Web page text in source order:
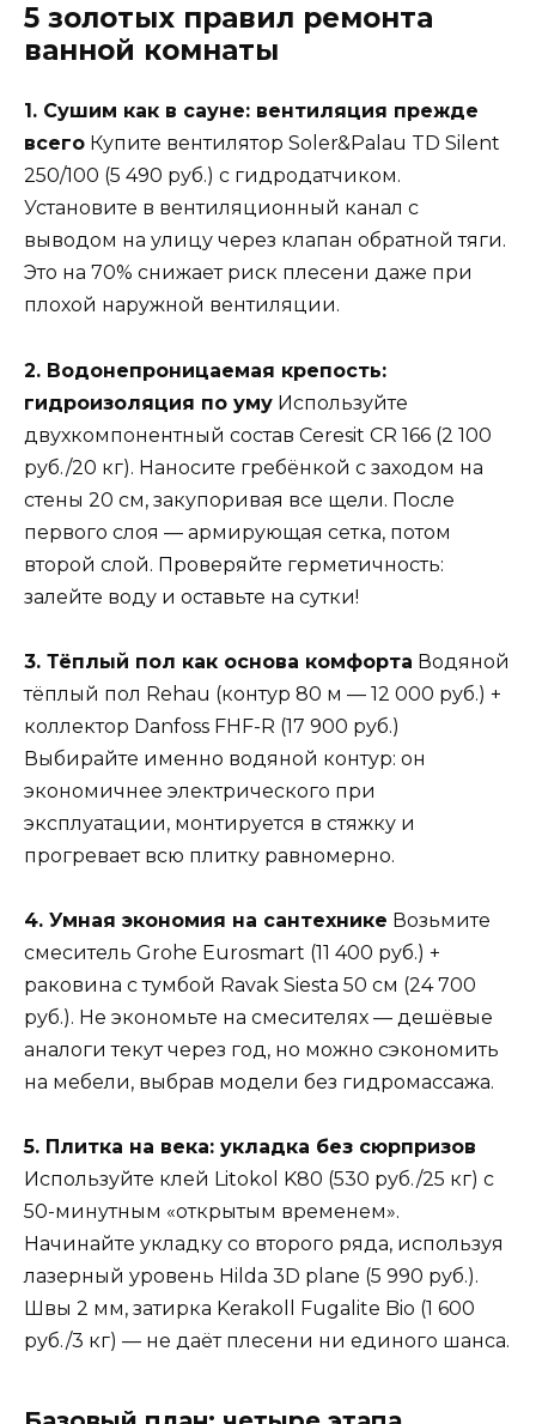
5 золотых правил ремонта
ванной комнаты
1. Сушим как в сауне: вентиляция прежде
всего Купите вентилятор Soler&Palau TD Silent
250/100 (5 490 руб.) с гидродатчиком.
Установите в вентиляционный канал с
выводом на улицу через клапан обратной тяги.
Это на 70% снижает риск плесени даже при
плохой наружной вентиляции.
2. Водонепроницаемая крепость:
гидроизоляция по уму Используйте
двухкомпонентный состав Ceresit CR 166 (2 100
руб./20 кг). Наносите гребёнкой с заходом на
стены 20 см, закупоривая все щели. После
первого слоя — армирующая сетка, потом
второй слой. Проверяйте герметичность:
залейте воду и оставьте на сутки!
3. Тёплый пол как основа комфорта Водяной
тёплый пол Rehau (контур 80 м — 12 000 руб.) +
коллектор Danfoss FHF-R (17 900 руб.)
Выбирайте именно водяной контур: он
экономичнее электрического при
эксплуатации, монтируется в стяжку и
прогревает всю плитку равномерно.
4. Умная экономия на сантехнике Возьмите
смеситель Grohe Eurosmart (11 400 руб.) +
раковина с тумбой Ravak Siesta 50 см (24 700
руб.). Не экономьте на смесителях — дешёвые
аналоги текут через год, но можно сэкономить
на мебели, выбрав модели без гидромассажа.
5. Плитка на века: укладка без сюрпризов
Используйте клей Litokol K80 (530 руб./25 кг) с
50-минутным «открытым временем».
Начинайте укладку со второго ряда, используя
лазерный уровень Hilda 3D plane (5 990 руб.).
Швы 2 мм, затирка Kerakoll Fugalite Bio (1 600
руб./3 кг) — не даёт плесени ни единого шанса.